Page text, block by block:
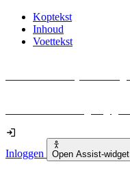
Koptekst
Inhoud
Voettekst
Inloggen Open Assist-widget